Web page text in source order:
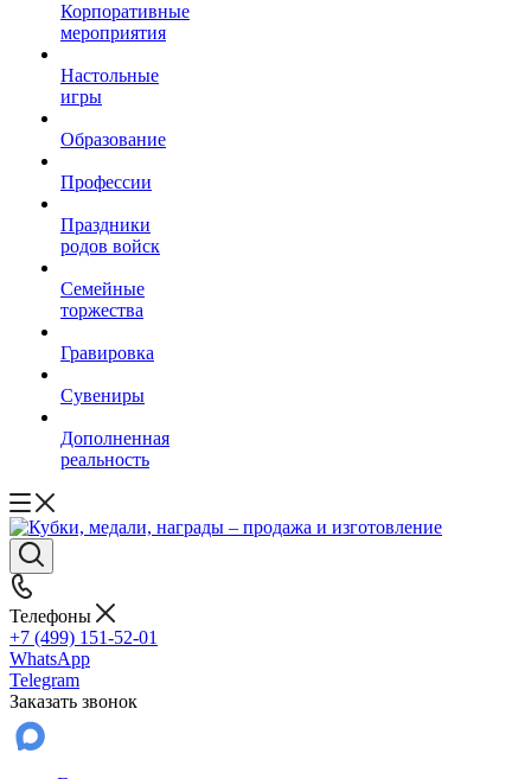
Корпоративные
мероприятия
Настольные
игры
Образование
Профессии
Праздники
родов войск
Семейные
торжества
Гравировка
Сувениры
Дополненная
реальность
Телефоны
+7 (499) 151-52-01
WhatsApp
Telegram
Заказать звонок